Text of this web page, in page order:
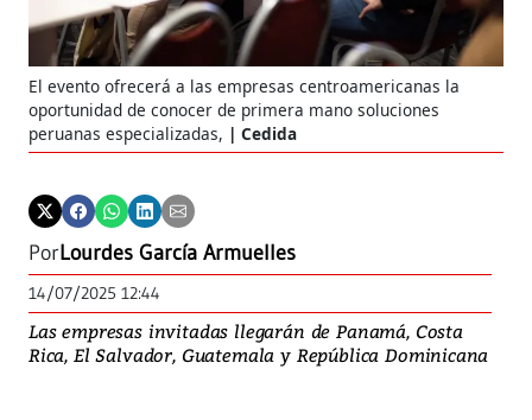
El evento ofrecerá a las empresas centroamericanas la
oportunidad de conocer de primera mano soluciones
peruanas especializadas,
Cedida
PorLourdes García Armuelles
14/07/2025 12:44
Las empresas invitadas llegarán de Panamá, Costa
Rica, El Salvador, Guatemala y República Dominicana